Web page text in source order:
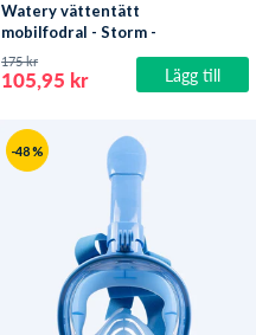
Lägg till
Watery vättentätt
mobilfodral - Storm -
Svart
105,95 kr
175 kr
-48 %